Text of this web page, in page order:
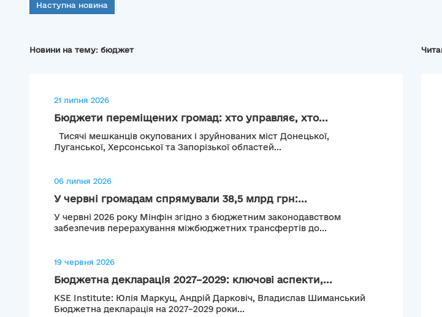
Наступна новина
Новини на тему: бюджет
21 липня 2026
Бюджети переміщених громад: хто управляє, хто...
Тисячі мешканців окупованих і зруйнованих міст Донецької,
Луганської, Херсонської та Запорізької областей...
06 липня 2026
У червні громадам спрямували 38,5 млрд грн:...
У червні 2026 року Мінфін згідно з бюджетним законодавством
забезпечив перерахування міжбюджетних трансфертів до...
19 червня 2026
Бюджетна декларація 2027–2029: ключові аспекти,...
KSE Institute: Юлія Маркуц, Андрій Дарковіч, Владислав Шиманський
Бюджетна декларація на 2027–2029 роки...